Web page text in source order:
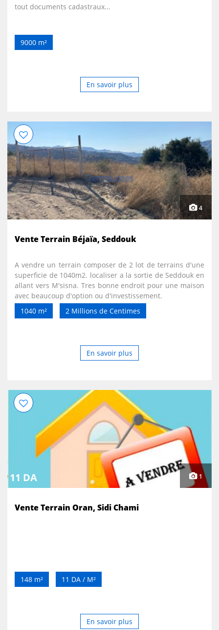
tout documents cadastraux...
9000 m²
En savoir plus
4
Vente Terrain Béjaïa, Seddouk
A vendre un terrain composer de 2 lot de terrains d'une
superficie de 1040m2. localiser a la sortie de Seddouk en
allant vers M'sisna. Tres bonne endroit pour une maison
avec beaucoup d'option ou d'investissement.
1040 m²
2 Millions de Centimes
En savoir plus
11 DA 1
Vente Terrain Oran, Sidi Chami
148 m² 11 DA / M²
En savoir plus